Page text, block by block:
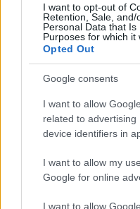
I want to opt-out of
Retention, Sale,
Personal Data that
Purposes for which it
Opted Out
Google consents
I want to allow
related to
device identifiers in
I want to allow my
Google for online
I want to allow
ενημερωθείτε πρώτοι
τελευταία νέατης
Πιο
Σέρρες: Βίντεο
τροχαίο με
οδηγός του
σύγκρουση
Λένα Σαμαρά: